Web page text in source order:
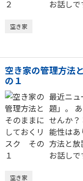
お話しで
空き家
空き家の管理方法
の１
最近ニュ
題」。
せんか
能性は
方法と
お話しで
空き家